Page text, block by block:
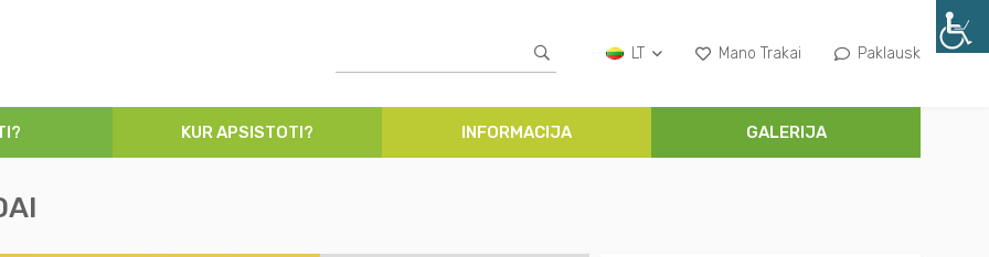
LT Mano Trakai Paklausk
KUR APSISTOTI? INFORMACIJA GALERIJA